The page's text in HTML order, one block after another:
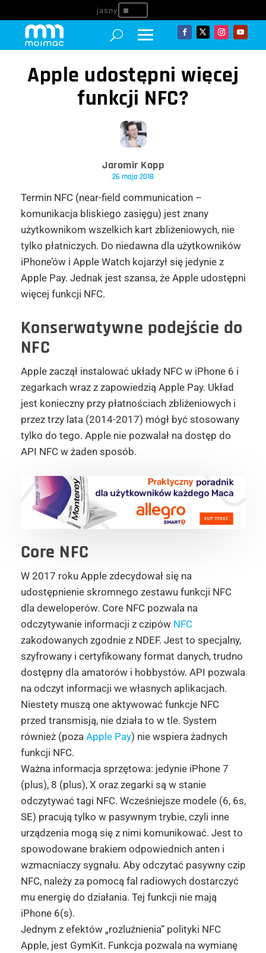
^
Apple udostępni więcej
funkcji NFC?
Jaromir Kopp
26 maja 2018
Termin NFC (near-field communication –
komunikacja bliskiego zasięgu) jest znany
użytkownikom wszelkich kart zbliżeniowych, nie
tylko płatniczych. Do niedawna dla użytkowników
iPhone’ów i Apple Watch kojarzył się jedynie z
Apple Pay. Jednak jest szansa, że Apple udostępni
więcej funkcji NFC.
Konserwatywne podejście do
NFC
Apple zaczął instalować układy NFC w iPhone 6 i
zegarkach wraz z zapowiedzią Apple Pay. Układ
jest konieczny przy płatnościach zbliżeniowych i
przez trzy lata (2014-2017) mógł być stosowany
tylko do tego. Apple nie pozwalał na dostęp do
API NFC w żaden sposób.
Core NFC
W 2017 roku Apple zdecydował się na
udostępnienie skromnego zestawu funkcji NFC
dla deweloperów. Core NFC pozwala na
odczytywanie informacji z czipów NFC
zakodowanych zgodnie z NDEF. Jest to specjalny,
szyfrowany i certyfikowany format danych, trudno
dostępny dla amatorów i hobbystów. API pozwala
na odczyt informacji we własnych aplikacjach.
Niestety muszą one aktywować funkcje NFC
przed transmisją, nie działa to w tle. System
również (poza Apple Pay) nie wspiera żadnych
funkcji NFC.
Ważna informacja sprzętowa: jedynie iPhone 7
(plus), 8 (plus), X oraz zegarki są w stanie
odczytywać tagi NFC. Wcześniejsze modele (6, 6s,
SE) pracują tylko w pasywnym trybie, czyli inne
urządzenia mogą się z nimi komunikować. Jest to
spowodowane brakiem odpowiednich anten i
wzmacniaczy sygnału. Aby odczytać pasywny czip
NFC, należy za pomocą fal radiowych dostarczyć
mu energię do działania. Tej funkcji nie mają
iPhone 6(s).
Jednym z efektów „rozluźnienia” polityki NFC
Apple, jest GymKit. Funkcja pozwala na wymianę